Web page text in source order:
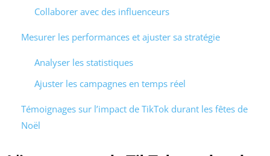
Collaborer avec des influenceurs
Mesurer les performances et ajuster sa stratégie
Analyser les statistiques
Ajuster les campagnes en temps réel
Témoignages sur l’impact de TikTok durant les fêtes de
Noël